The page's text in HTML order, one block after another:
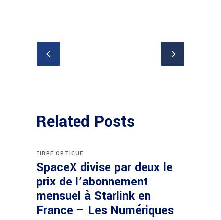
Related Posts
FIBRE OPTIQUE
SpaceX divise par deux le
prix de l’abonnement
mensuel à Starlink en
France – Les Numériques